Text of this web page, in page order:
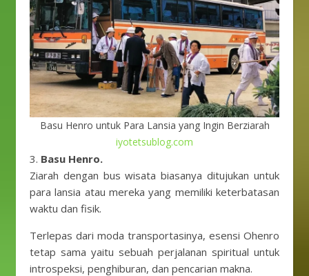
Basu Henro untuk Para Lansia yang Ingin Berziarah
iyotetsublog.com
3. Basu Henro.
Ziarah dengan bus wisata biasanya ditujukan untuk
para lansia atau mereka yang memiliki keterbatasan
waktu dan fisik.
Terlepas dari moda transportasinya, esensi Ohenro
tetap sama yaitu sebuah perjalanan spiritual untuk
introspeksi, penghiburan, dan pencarian makna.